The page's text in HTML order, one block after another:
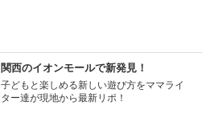
関西のイオンモールで新発見！
子どもと楽しめる新しい遊び方をママライ
ター達が現地から最新リポ！